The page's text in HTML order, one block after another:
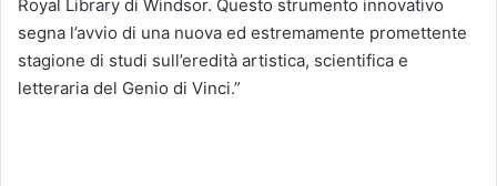
Royal Library di Windsor. Questo strumento innovativo
segna l’avvio di una nuova ed estremamente promettente
stagione di studi sull’eredità artistica, scientifica e
letteraria del Genio di Vinci.”